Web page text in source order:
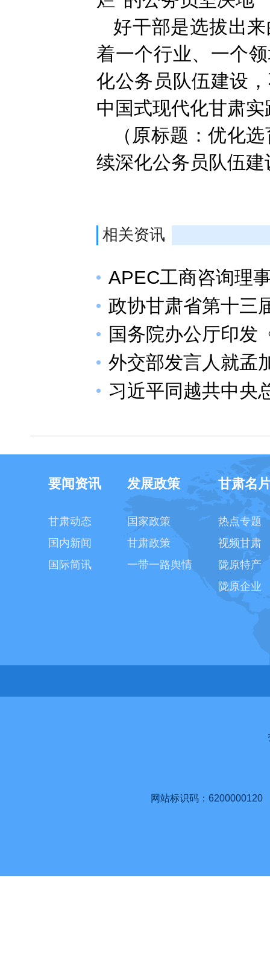
好干部是选拔出
着一个行业、一个
化公务员队伍建设
中国式现代化甘肃
（原标题：优化
续深化公务员队伍
相关资讯
APEC工商咨询理
政协甘肃省第十三
国务院办公厅印发
外交部发言人就孟
习近平同越共中央
要闻资讯
甘肃动态
国内新闻
国际简讯
发展政策
国家政策
甘肃政策
一带一路舆情
甘肃名
热点专题
视频甘肃
陇原特产
陇原企业
网站标识码：6200000120